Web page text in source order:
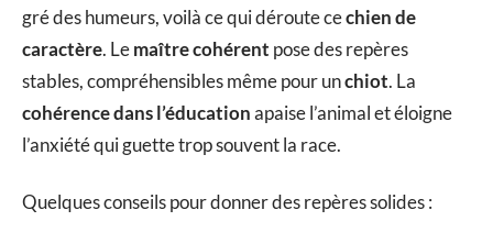
gré des humeurs, voilà ce qui déroute cechien de
caractère. Lemaître cohérent pose des repères
stables, compréhensibles même pour unchiot. La
cohérence dans l’éducationapaise l’animal et éloigne
l’anxiété qui guette trop souvent la race.
Quelques conseils pour donner des repères solides :